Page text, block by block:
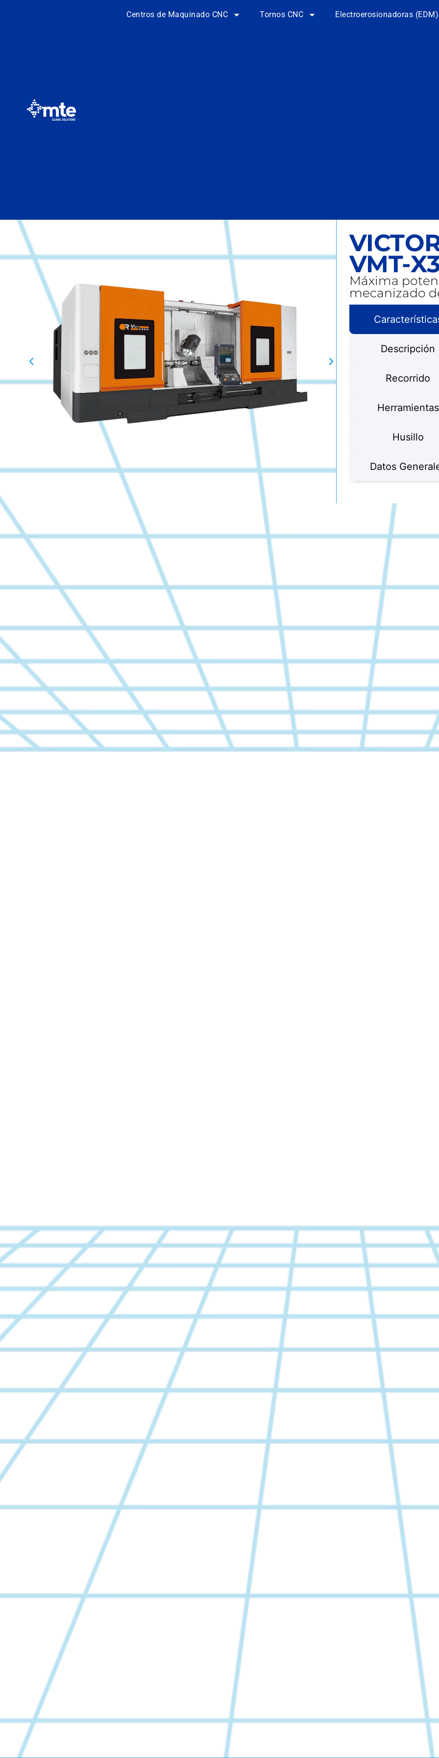
Centros de Maquinado CNC Tornos CNC Electroerosionadoras (EDM)
VMT-
Máxima
mecanizado
Descripción
Recorrido
Herramientas
Husillo
Datos